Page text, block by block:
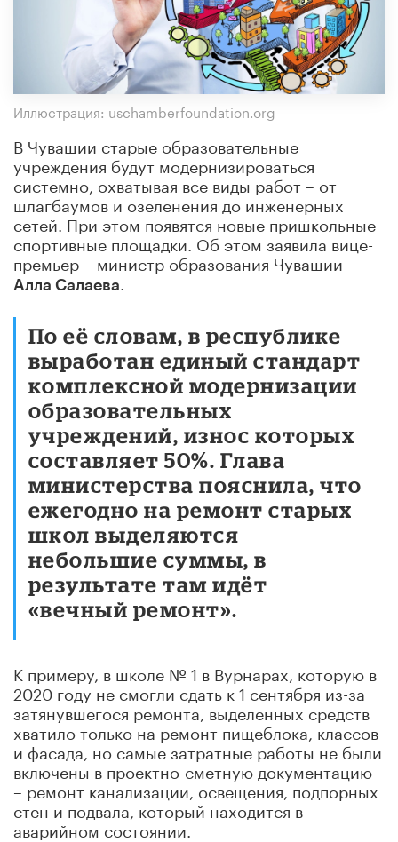
Иллюстрация: uschamberfoundation.org
В Чувашии старые образовательные
учреждения будут модернизироваться
системно, охватывая все виды работ – от
шлагбаумов и озеленения до инженерных
сетей. При этом появятся новые пришкольные
спортивные площадки. Об этом заявила вице-
премьер – министр образования Чувашии
Алла Салаева
По её словам, в республике
выработан единый стандарт
комплексной модернизации
образовательных
учреждений, износ которых
составляет 50%. Глава
министерства пояснила, что
ежегодно на ремонт старых
школ выделяются
небольшие суммы, в
результате там идёт
«вечный ремонт».
К примеру, в школе № 1 в Вурнарах, которую в
2020 году не смогли сдать к 1 сентября из-за
затянувшегося ремонта, выделенных средств
хватило только на ремонт пищеблока, классов
и фасада, но самые затратные работы не были
включены в проектно-сметную документацию
– ремонт канализации, освещения, подпорных
стен и подвала, который находится в
аварийном состоянии.